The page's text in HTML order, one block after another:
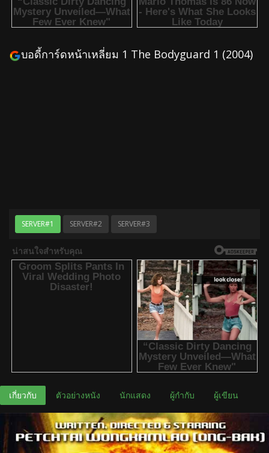
บอดี้การ์ดหน้าเหลี่ยม 1 The Bodyguard 1 (2004)
SERVER#1 SERVER#2 SERVER#3
เกี่ยวกับ ตัวอย่างหนัง นักแสดง ผู้กำกับ ผู้เขียน